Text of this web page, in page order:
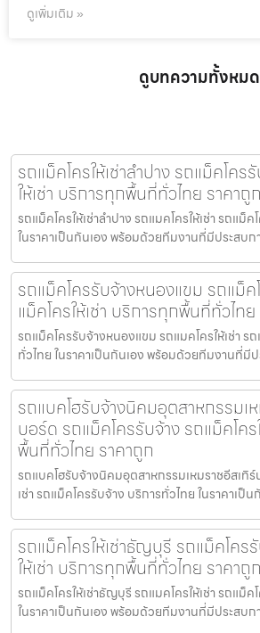
ดูเพิ่มเติม »
ดูบทความทั้งหมด
รถแม็คโครให้เช่าลำปาง รถแม็คโคร
ให้เช่า บริการทุกพื้นที่ทั่วไทย ราคาถูก
รถแม็คโครให้เช่าลำปาง รถแมคโครให้เช่า รถแม็
ในราคาเป็นกันเอง พร้อมด้วยทีมงานที่มีประสบก
รถแม็คโครรับจ้างหนองแขม รถแม็ค
แม็คโครให้เช่า บริการทุกพื้นที่ทั่วไท
รถแม็คโครรับจ้างหนองแขม รถแมคโครให้เช่า ร
ทั่วไทย ในราคาเป็นกันเอง พร้อมด้วยทีมงานที่มี
รถแบคโฮรับจ้างนิคมอุตสาหกรรมเ
บอร์ด รถแม็คโครรับจ้าง รถแม็คโคร
พื้นที่ทั่วไทย ราคาถูก
รถแบคโฮรับจ้างนิคมอุตสาหกรรมเหมราชอีสเทิ
เช่า รถแม็คโครรับจ้าง บริการทั่วไทย ในราคาเป็
รถแม็คโครให้เช่าธัญบุรี รถแม็คโคร
ให้เช่า บริการทุกพื้นที่ทั่วไทย ราคาถูก
รถแม็คโครให้เช่าธัญบุรี รถแมคโครให้เช่า รถแม็
ในราคาเป็นกันเอง พร้อมด้วยทีมงานที่มีประสบ